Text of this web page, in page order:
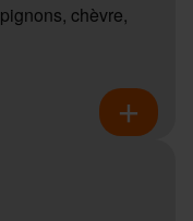
chèvre,